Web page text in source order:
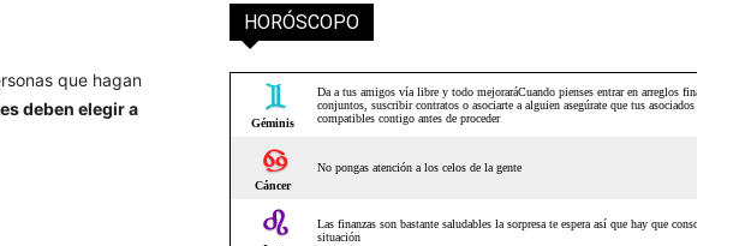
que hagan
deben elegir a
HORÓSCOPO